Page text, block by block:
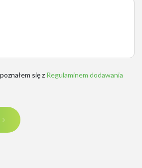
się z Regulaminem dodawania